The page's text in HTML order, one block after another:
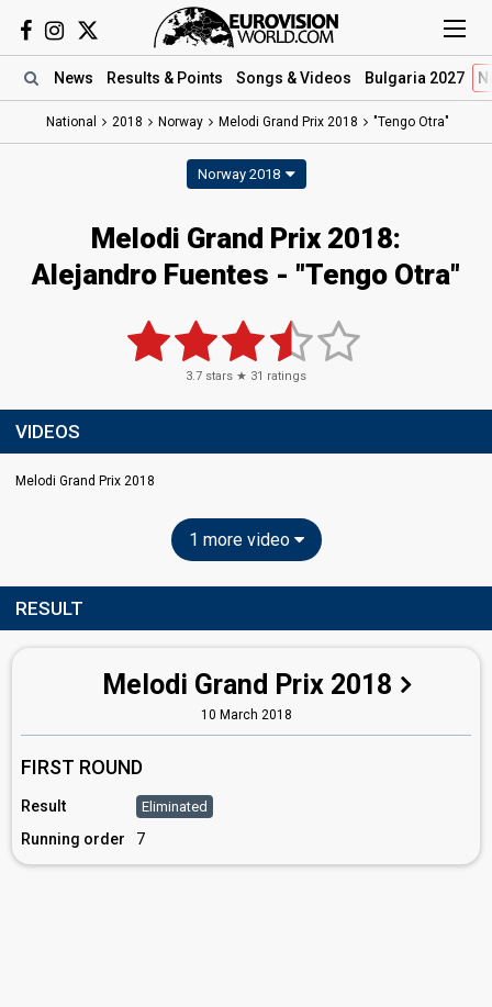
News Results & Points Songs & Videos Bulgaria 2027
National 2018 Norway Melodi Grand Prix 2018 "Tengo Otra"
Norway 2018
Melodi Grand Prix 2018:
Alejandro Fuentes - "Tengo Otra"
3.7 stars ★ 31 ratings
VIDEOS
Melodi Grand Prix 2018
1 more video
RESULT
Melodi Grand Prix 2018
10 March 2018
FIRST ROUND
Result Eliminated
Running order 7